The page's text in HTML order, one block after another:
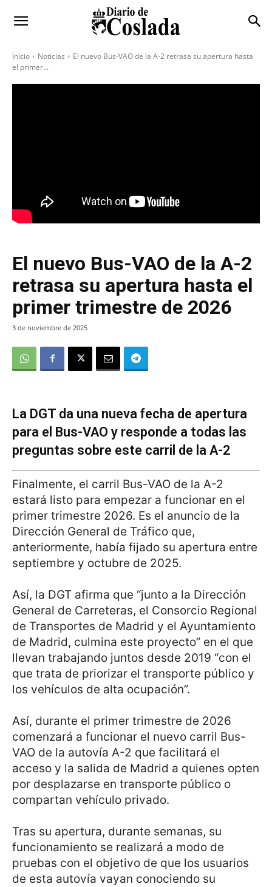
Inicio Noticias
El nuevo Bus-VAO de la A-2 retrasa su apertura hasta
el primer...
El nuevo Bus-VAO de la A-2
retrasa su apertura hasta el
primer trimestre de 2026
3 de noviembre de 2025
La DGT da una nueva fecha de apertura
para el Bus-VAO y responde a todas las
preguntas sobre este carril de la A-2
Finalmente, el carril Bus-VAO de la A-2
estará listo para empezar a funcionar en el
primer trimestre 2026. Es el anuncio de la
Dirección General de Tráfico que,
anteriormente, había fijado su apertura entre
septiembre y octubre de 2025.
Así, la DGT afirma que “junto a la Dirección
General de Carreteras, el Consorcio Regional
de Transportes de Madrid y el Ayuntamiento
de Madrid, culmina este proyecto” en el que
llevan trabajando juntos desde 2019 “con el
que trata de priorizar el transporte público y
los vehículos de alta ocupación”.
Así, durante el primer trimestre de 2026
comenzará a funcionar el nuevo carril Bus-
VAO de la autovía A-2 que facilitará el
acceso y la salida de Madrid a quienes opten
por desplazarse en transporte público o
compartan vehículo privado.
Tras su apertura, durante semanas, su
funcionamiento se realizará a modo de
pruebas con el objetivo de que los usuarios
de esta autovía vayan conociendo su